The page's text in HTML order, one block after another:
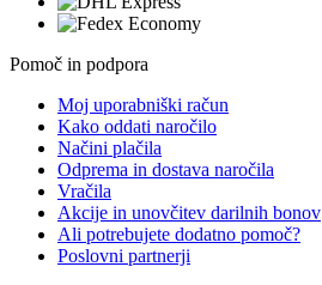
Pomoč in podpora
Moj uporabniški račun
Kako oddati naročilo
Načini plačila
Odprema in dostava naročila
Vračila
Akcije in unovčitev darilnih bonov
Ali potrebujete dodatno pomoč?
Poslovni partnerji